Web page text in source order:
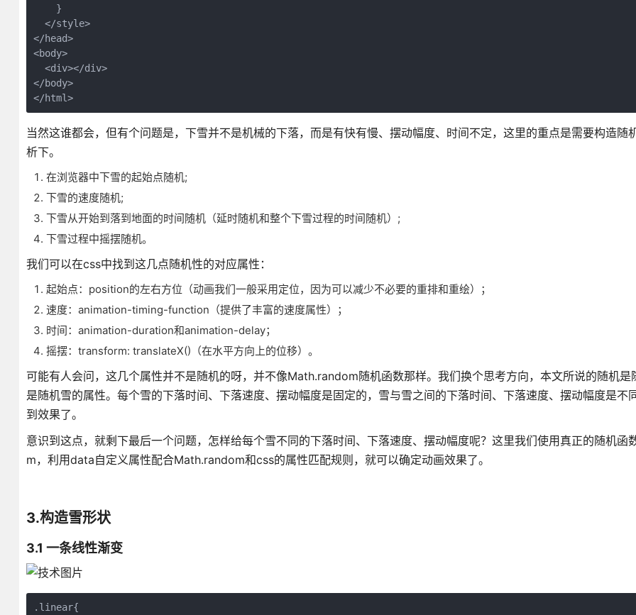
    }
  </style>
</head>
<body>
  <div></div>
</body>
</html>
当然这谁都会，但有个问题是，下雪并不是机械的下落，而是有快有慢、摆动幅度、时间不定，这里的重点是需要构造随
析下。
在浏览器中下雪的起始点随机;
下雪的速度随机;
下雪从开始到落到地面的时间随机（延时随机和整个下雪过程的时间随机）;
下雪过程中摇摆随机。
我们可以在css中找到这几点随机性的对应属性：
起始点：position的左右方位（动画我们一般采用定位，因为可以减少不必要的重排和重绘）；
速度：animation-timing-function（提供了丰富的速度属性）；
时间：animation-duration和animation-delay；
摇摆：transform: translateX()（在水平方向上的位移）。
可能有人会问，这几个属性并不是随机的呀，并不像Math.random随机函数那样。我们换个思考方向，本文所说的随机是
是随机雪的属性。每个雪的下落时间、下落速度、摆动幅度是固定的，雪与雪之间的下落时间、下落速度、摆动幅度是不
到效果了。
意识到这点，就剩下最后一个问题，怎样给每个雪不同的下落时间、下落速度、摆动幅度呢？这里我们使用真正的随机函
m，利用data自定义属性配合Math.random和css的属性匹配规则，就可以确定动画效果了。
3.构造雪形状
3.1 一条线性渐变
.linear{